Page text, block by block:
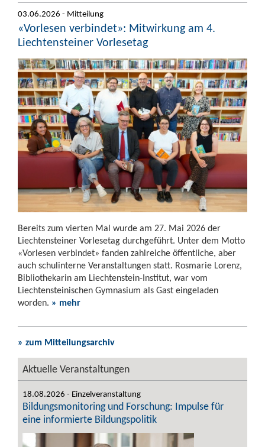
03.06.2026 - Mitteilung
«Vorlesen verbindet»: Mitwirkung am 4.
Liechtensteiner Vorlesetag
Bereits zum vierten Mal wurde am 27. Mai 2026 der
Liechtensteiner Vorlesetag durchgeführt. Unter dem Motto
«Vorlesen verbindet» fanden zahlreiche öffentliche, aber
auch schulinterne Veranstaltungen statt. Rosmarie Lorenz,
Bibliothekarin am Liechtenstein-Institut, war vom
Liechtensteinischen Gymnasium als Gast eingeladen
worden. » mehr
» zum Mitteilungsarchiv
Aktuelle Veranstaltungen
18.08.2026 - Einzelveranstaltung
Bildungsmonitoring und Forschung: Impulse für
eine informierte Bildungspolitik